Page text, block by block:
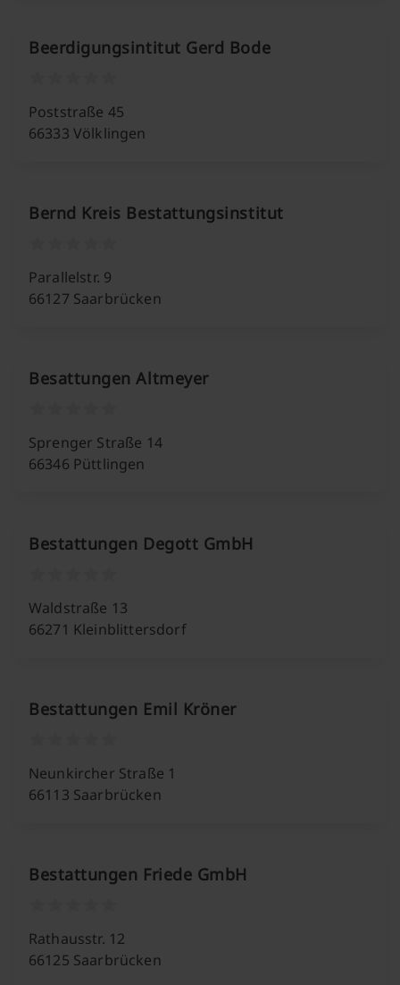
Beerdigungsintitut Gerd Bode
Poststraße 45
66333 Völklingen
Bernd Kreis Bestattungsinstitut
Parallelstr. 9
66127 Saarbrücken
Besattungen Altmeyer
Sprenger Straße 14
66346 Püttlingen
Bestattungen Degott GmbH
Waldstraße 13
66271 Kleinblittersdorf
Bestattungen Emil Kröner
Neunkircher Straße 1
66113 Saarbrücken
Bestattungen Friede GmbH
Rathausstr. 12
66125 Saarbrücken